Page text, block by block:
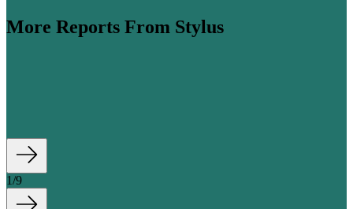
More Reports From Stylus
1/9